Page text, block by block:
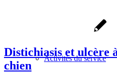
Activités du service
Distichiasis et ulcère
chien